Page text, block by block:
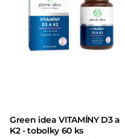
Green idea VITAMÍNY D3 a
K2 - tobolky 60 ks